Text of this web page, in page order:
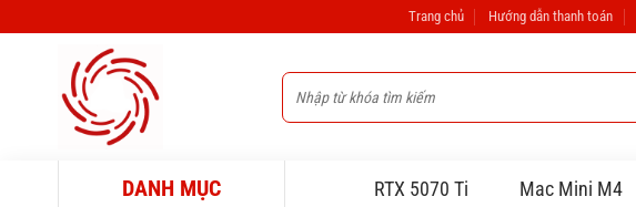
qua
Trang chủ Hướng dẫn thanh toán
Tìm
kiếm:
DANH MỤC RTX 5070 Ti Mac Mini M4